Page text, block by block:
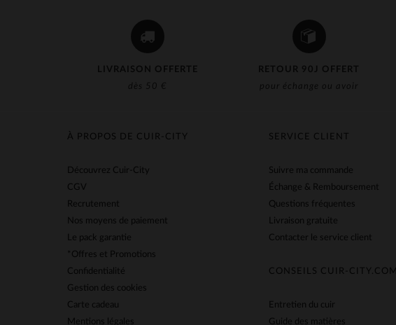
LIVRAISON OFFERTE
dès 50 €
RETOUR 90J OFFERT
pour échange ou avoir
SERVICE CLIENT
Suivre ma commande
Échange & Remboursement
Questions fréquentes
Livraison gratuite
Contacter le service client
CONSEILS CUIR-CITY.COM
Entretien du cuir
Guide des matières
À PROPOS DE CUIR-CITY
Découvrez Cuir-City
CGV
Recrutement
Nos moyens de paiement
Le pack garantie
*Offres et Promotions
Confidentialité
Gestion des cookies
Carte cadeau
Mentions légales